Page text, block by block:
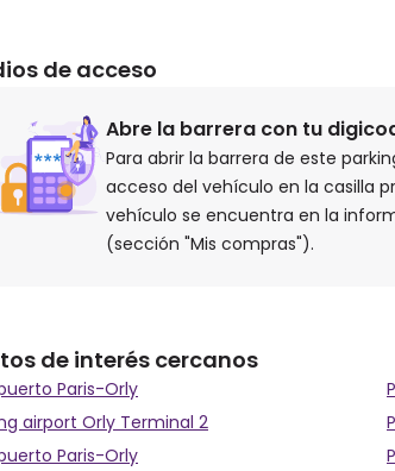
de acceso
Abre la barrera con tu
Para abrir la barrera de este
acceso del vehículo en la casilla
vehículo se encuentra en la
(sección "Mis compras").
de interés cercanos
Paris-Orly
airport Orly Terminal 2
Paris-Orly